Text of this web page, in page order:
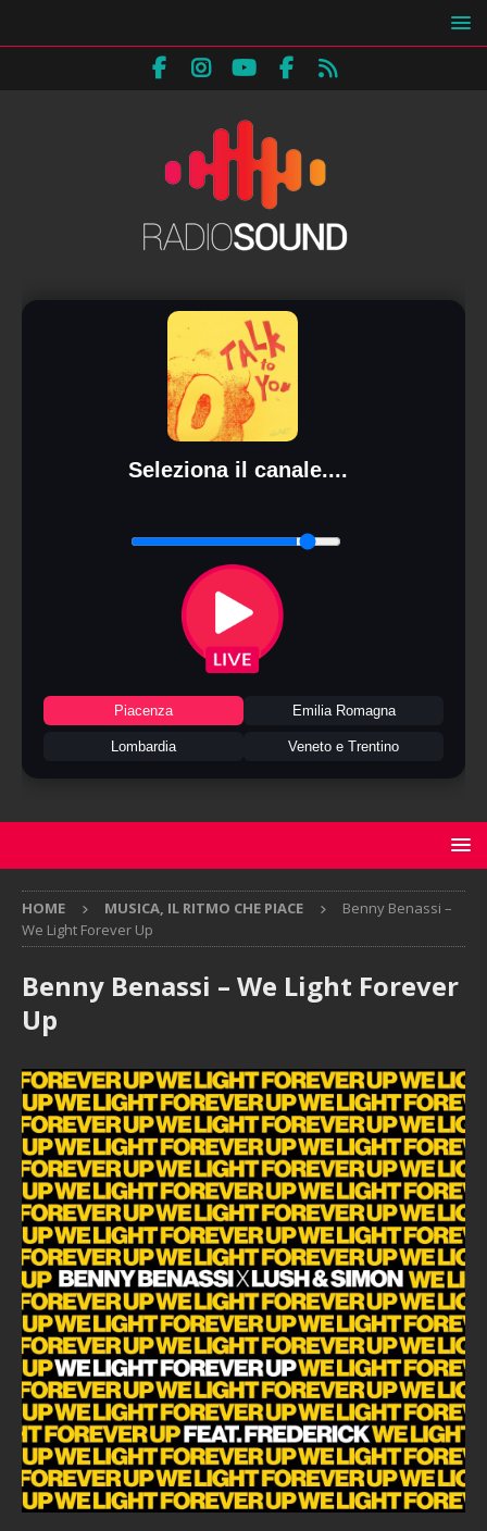
Seleziona il canale....
Piacenza Emilia Romagna
Lombardia Veneto e Trentino
HOME MUSICA, IL RITMO CHE PIACE
Benny Benassi –
We Light Forever Up
Benny Benassi – We Light Forever
Up